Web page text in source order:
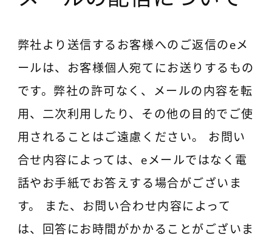
弊社より送信するお客様へのご返信のeメ
ールは、お客様個人宛てにお送りするもの
です。弊社の許可なく、メールの内容を転
用、二次利用したり、その他の目的でご使
用されることはご遠慮ください。 お問い
合せ内容によっては、eメールではなく電
話やお手紙でお答えする場合がございま
す。 また、お問い合わせ内容によって
は、回答にお時間がかかることがございま